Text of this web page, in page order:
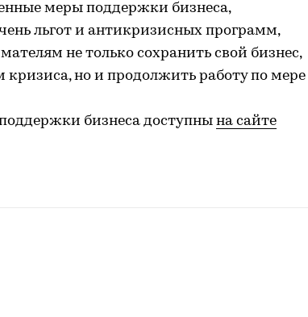
меры поддержки бизнеса,
льгот и антикризисных программ,
не только сохранить свой бизнес,
кризиса, но и продолжить работу по мере
бизнеса доступны на сайте